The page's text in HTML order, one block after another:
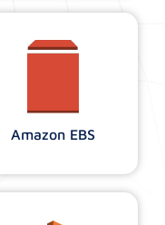
Amazon EBS